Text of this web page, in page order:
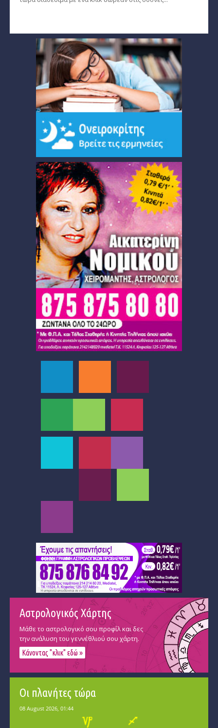
Αστρολογικός Χάρτης
Μάθε το αστρολογικό σου προφίλ και δες
την ανάλυση του γεννέθλιού σου χάρτη.
Κάνοντας "κλικ" εδώ »
Οι πλανήτες τώρα